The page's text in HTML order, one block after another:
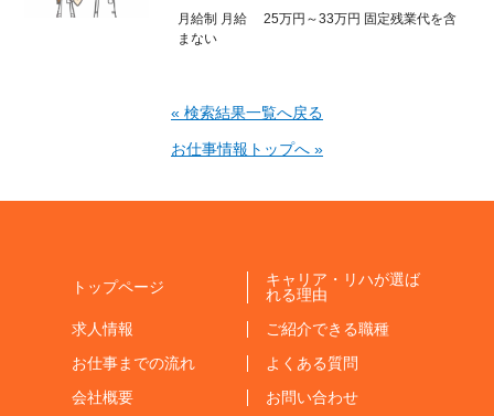
月給制 月給 25万円～33万円 固定残業代を含
まない
« 検索結果一覧へ戻る
お仕事情報トップへ »
トップページ
キャリア・リハが選ば
れる理由
求人情報
ご紹介できる職種
お仕事までの流れ
よくある質問
会社概要
お問い合わせ